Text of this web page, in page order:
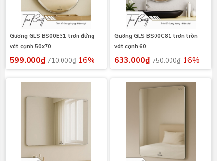
Gương GLS BS00E31 trơn đứng
vát cạnh 50x70
599.000₫ 710.000₫ 16%
Gương GLS BS00C81 trơn tròn
vát cạnh 60
633.000₫ 750.000₫ 16%